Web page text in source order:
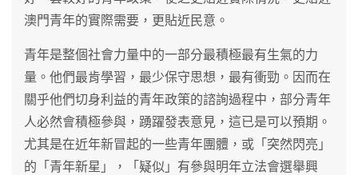
澳門青年的實際需要，更貼近民意。
青年是整個社會力量中的一部分最積極最有生氣的力
量。他們最肯學習，最少保守思想，最有衝勁。因而在
關乎他們切身利益的青年政策的諮詢過程中，部分青年
人必然會積極參與，踴躍發表意見，這已是可以預期。
尤其是在近年新冒起的一些青年團體，或「突然閃亮」
的「青年新星」，「疑似」有參與明年立法會選舉興